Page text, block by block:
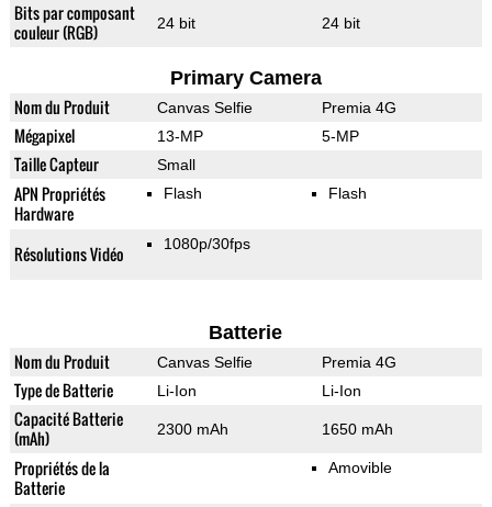
Bits par composant
couleur (RGB)
24 bit 24 bit
Primary Camera
Nom du Produit Canvas Selfie Premia 4G
Mégapixel 13-MP 5-MP
Taille Capteur Small
APN Propriétés
Hardware
Flash Flash
Résolutions Vidéo 1080p/30fps
Batterie
Nom du Produit Canvas Selfie Premia 4G
Type de Batterie Li-Ion Li-Ion
Capacité Batterie
(mAh)
2300 mAh 1650 mAh
Propriétés de la
Batterie
Amovible